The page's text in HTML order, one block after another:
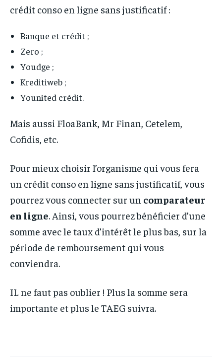
crédit conso en ligne sans justificatif :
Banque et crédit ;
Zero ;
Youdge ;
Kreditiweb ;
Younited crédit.
Mais aussi FloaBank, Mr Finan, Cetelem,
Cofidis, etc.
Pour mieux choisir l’organisme qui vous fera
un crédit conso en ligne sans justificatif, vous
pourrez vous connecter sur un comparateur
en ligne. Ainsi, vous pourrez bénéficier d’une
somme avec le taux d’intérêt le plus bas, sur la
période de remboursement qui vous
conviendra.
IL ne faut pas oublier ! Plus la somme sera
importante et plus le TAEG suivra.